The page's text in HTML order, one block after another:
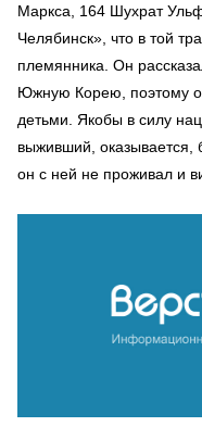
Маркса, 164 Шухрат
Челябинск», что в той
племянника. Он
Южную Корею, поэтому
детьми. Якобы в силу
выживший,
он с ней не проживал и